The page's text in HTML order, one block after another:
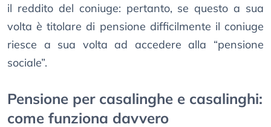
il reddito del coniuge: pertanto, se questo a sua
volta è titolare di pensione difficilmente il coniuge
riesce a sua volta ad accedere alla “pensione
sociale”.
Pensione per casalinghe e casalinghi:
come funziona davvero